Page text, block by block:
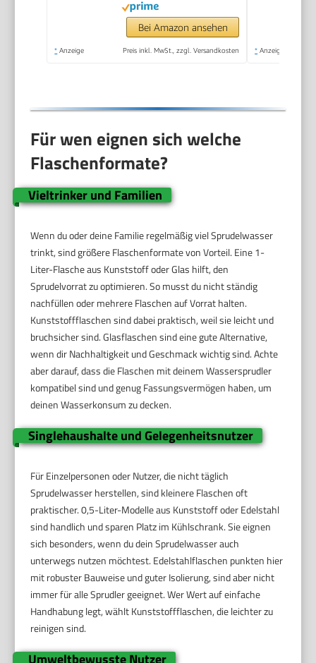
42,6 cm
Bei Amazon ansehen
* Anzeige Preis inkl. MwSt., zzgl. Versandkosten * Anzeige
Für wen eignen sich welche
Flaschenformate?
Vieltrinker und Familien
Wenn du oder deine Familie regelmäßig viel Sprudelwasser
trinkt, sind größere Flaschenformate von Vorteil. Eine 1-
Liter-Flasche aus Kunststoff oder Glas hilft, den
Sprudelvorrat zu optimieren. So musst du nicht ständig
nachfüllen oder mehrere Flaschen auf Vorrat halten.
Kunststoffflaschen sind dabei praktisch, weil sie leicht und
bruchsicher sind. Glasflaschen sind eine gute Alternative,
wenn dir Nachhaltigkeit und Geschmack wichtig sind. Achte
aber darauf, dass die Flaschen mit deinem Wassersprudler
kompatibel sind und genug Fassungsvermögen haben, um
deinen Wasserkonsum zu decken.
Singlehaushalte und Gelegenheitsnutzer
Für Einzelpersonen oder Nutzer, die nicht täglich
Sprudelwasser herstellen, sind kleinere Flaschen oft
praktischer. 0,5-Liter-Modelle aus Kunststoff oder Edelstahl
sind handlich und sparen Platz im Kühlschrank. Sie eignen
sich besonders, wenn du dein Sprudelwasser auch
unterwegs nutzen möchtest. Edelstahlflaschen punkten hier
mit robuster Bauweise und guter Isolierung, sind aber nicht
immer für alle Sprudler geeignet. Wer Wert auf einfache
Handhabung legt, wählt Kunststoffflaschen, die leichter zu
reinigen sind.